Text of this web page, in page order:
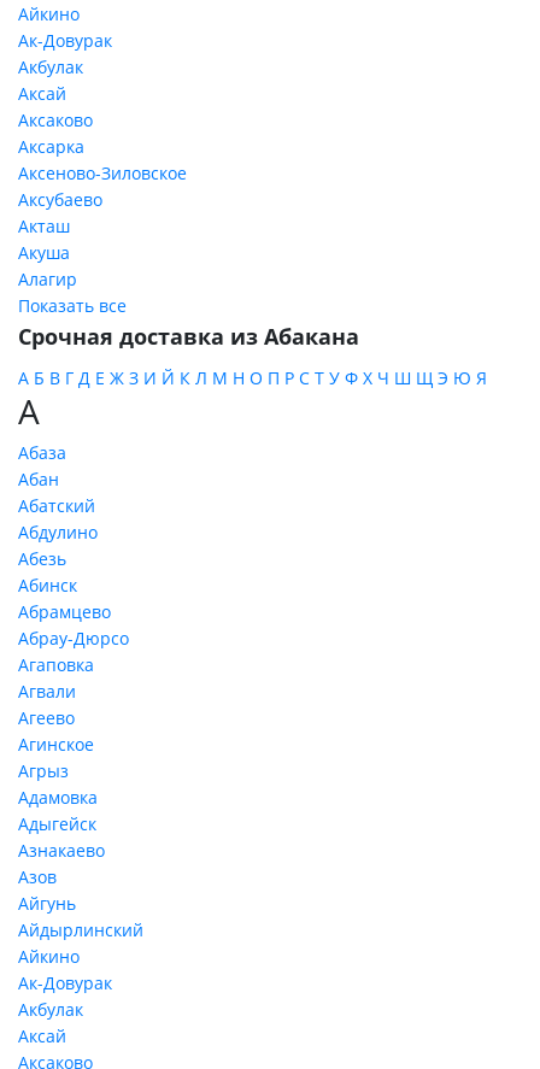
Айкино
Ак-Довурак
Акбулак
Аксай
Аксаково
Аксарка
Аксеново-Зиловское
Аксубаево
Акташ
Акуша
Алагир
Показать все
Срочная доставка из Абакана
А Б В Г Д Е Ж З И Й К Л М Н О П Р С Т У Ф Х Ч Ш Щ Э Ю Я
А
Абаза
Абан
Абатский
Абдулино
Абезь
Абинск
Абрамцево
Абрау-Дюрсо
Агаповка
Агвали
Агеево
Агинское
Агрыз
Адамовка
Адыгейск
Азнакаево
Азов
Айгунь
Айдырлинский
Айкино
Ак-Довурак
Акбулак
Аксай
Аксаково